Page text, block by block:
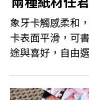
象牙卡觸感柔和
卡表面平滑，可
途與喜好，自由